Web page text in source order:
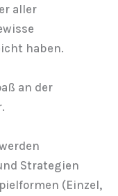
aller
haben.
an der
Strategien
(Einzel,